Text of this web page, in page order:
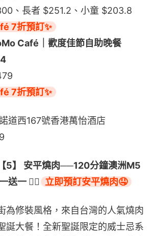
、長者 $251.2、小童 $203.8
7折預訂✨
Café｜歡度佳節自助晚餐
7折預訂✨
道西167號香港萬怡酒店
5】 安平燒肉──120分鐘澳洲M5
送一 👉🏻
立即預訂安平燒肉🤤
為修裝風格，來自台灣的人氣燒肉
誕大餐！全新聖誕限定的威士忌系